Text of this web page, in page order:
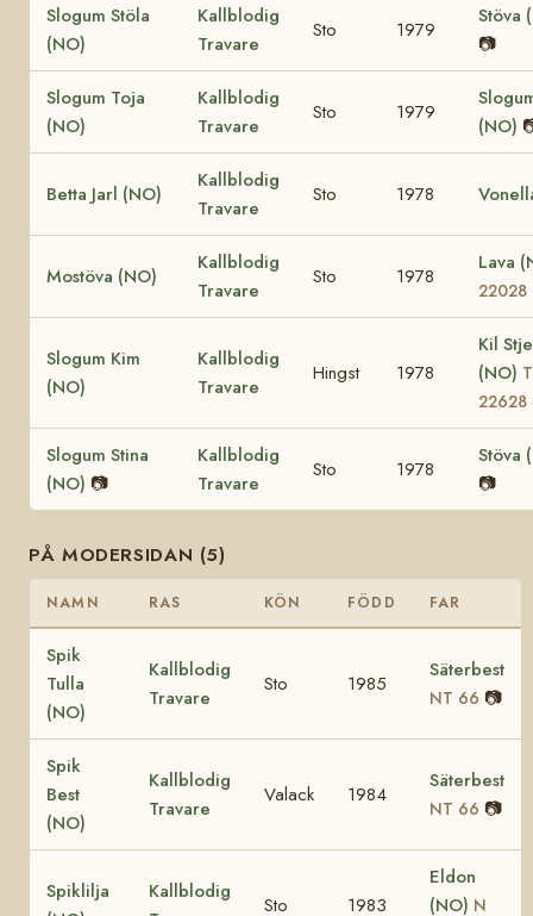
Slogum Stöla
(NO)
Kallblodig
Travare
Sto 1979
Stöva
📷
Slogum Toja
(NO)
Kallblodig
Travare
Sto 1979
(NO)
Betta Jarl (NO)
Kallblodig
Travare
Sto 1978
Mostöva (NO)
Kallblodig
Travare
Sto 1978
Lava
22028
Slogum Kim
(NO)
Kallblodig
Travare
Hingst 1978
Kil
(NO)
22628
Slogum Stina
(NO) 📷
Kallblodig
Travare
Sto 1978
Stöva
📷
PÅ MODERSIDAN (5)
NAMN RAS KÖN FÖDD FAR
Spik
Tulla
(NO)
Kallblodig
Travare
Sto 1985
Säterbest
NT 66 📷
Spik
Best
(NO)
Kallblodig
Travare
Valack 1984
Säterbest
NT 66 📷
Spiklilja
Kallblodig
Sto 1983
Eldon
(NO) N